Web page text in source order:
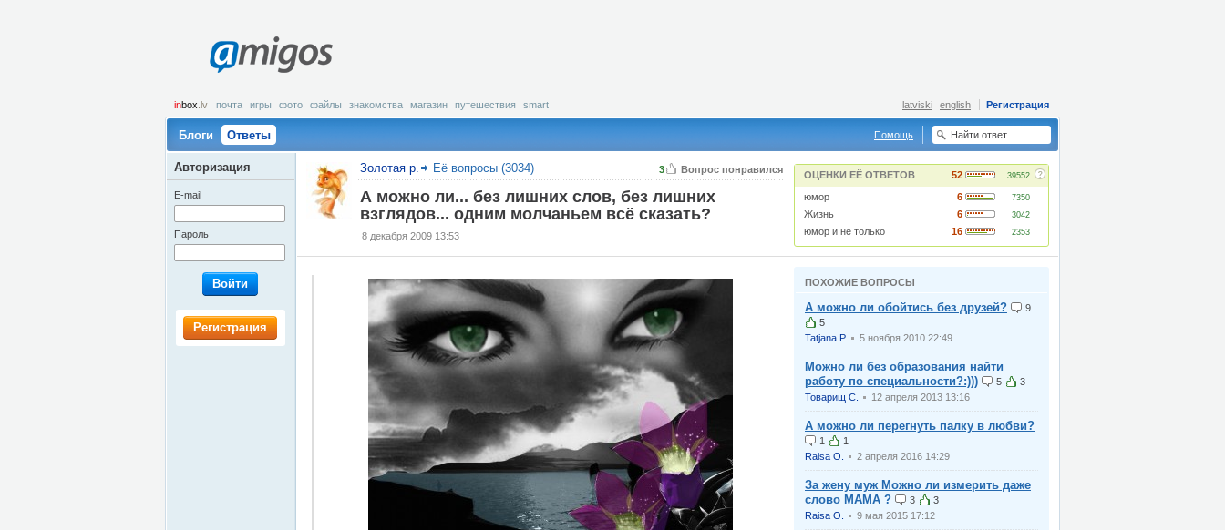
amigos
inbox .lv почта игры фото файлы знакомства магазин путешествия smart Регистрация
latviski english
Блоги Ответы Помощь
3 Вопрос понравился
Золотая р. Её вопросы (3034)
А можно ли... без лишних слов, без лишних
взглядов... одним молчаньем всё сказать?
8 декабря 2009 13:53
ОЦЕНКИ ЕЁ ОТВЕТОВ 52 39552 ?
юмор 6 7350
Жизнь 6 3042
юмор и не только 16 2353
ПОХОЖИЕ ВОПРОСЫ
А можно ли обойтись без друзей?
9
5
Tatjana Р.
5 ноября 2010 22:49
Можно ли без образования найти
работу по специальности?:)))
5
3
Товарищ С.
12 апреля 2013 13:16
А можно ли перегнуть палку в любви?
1
1
Raisa O.
2 апреля 2016 14:29
За жену муж Можно ли измерить даже
слово МАМА ?
3
3
Raisa O.
9 мая 2015 17:12
Авторизация
E-mail
Пароль
Войти
Регистрация